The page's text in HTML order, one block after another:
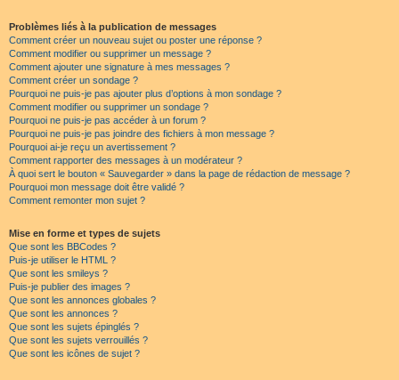
Problèmes liés à la publication de messages
Comment créer un nouveau sujet ou poster une réponse ?
Comment modifier ou supprimer un message ?
Comment ajouter une signature à mes messages ?
Comment créer un sondage ?
Pourquoi ne puis-je pas ajouter plus d’options à mon sondage ?
Comment modifier ou supprimer un sondage ?
Pourquoi ne puis-je pas accéder à un forum ?
Pourquoi ne puis-je pas joindre des fichiers à mon message ?
Pourquoi ai-je reçu un avertissement ?
Comment rapporter des messages à un modérateur ?
À quoi sert le bouton « Sauvegarder » dans la page de rédaction de message ?
Pourquoi mon message doit être validé ?
Comment remonter mon sujet ?
Mise en forme et types de sujets
Que sont les BBCodes ?
Puis-je utiliser le HTML ?
Que sont les smileys ?
Puis-je publier des images ?
Que sont les annonces globales ?
Que sont les annonces ?
Que sont les sujets épinglés ?
Que sont les sujets verrouillés ?
Que sont les icônes de sujet ?